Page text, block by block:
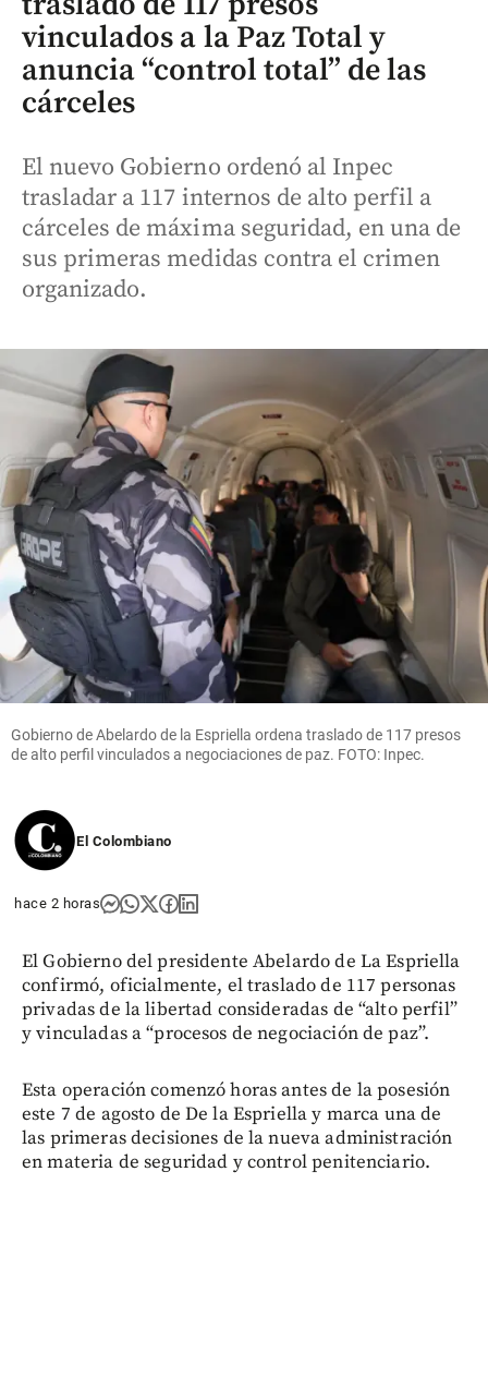
vinculados a la Paz Total y
anuncia “control total” de las
cárceles
El nuevo Gobierno ordenó al Inpec
trasladar a 117 internos de alto perfil a
cárceles de máxima seguridad, en una de
sus primeras medidas contra el crimen
organizado.
Gobierno de Abelardo de la Espriella ordena traslado de 117 presos
de alto perfil vinculados a negociaciones de paz. FOTO: Inpec.
El Colombiano
hace 2 horas
El Gobierno del presidente Abelardo de La Espriella
confirmó, oficialmente, el traslado de 117 personas
privadas de la libertad consideradas de “alto perfil”
y vinculadas a “procesos de negociación de paz”.
Esta operación comenzó horas antes de la posesión
este 7 de agosto de De la Espriella y marca una de
las primeras decisiones de la nueva administración
en materia de seguridad y control penitenciario.